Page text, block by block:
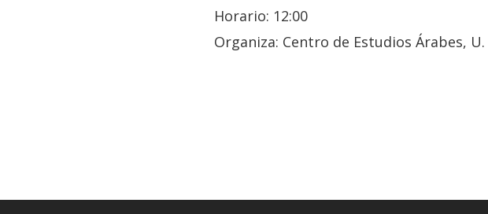
Horario: 12:00
Organiza: Centro de Estudios Árabes, U.